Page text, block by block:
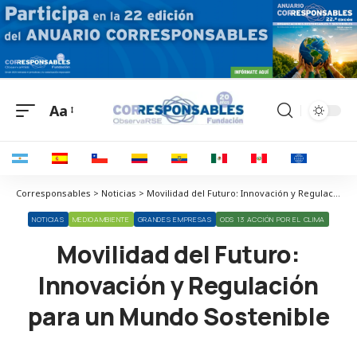
Aa
Corresponsables > Noticias > Movilidad del Futuro: Innovación y Regulación para un Mundo Sostenible
NOTICIAS MEDIOAMBIENTE GRANDES EMPRESAS ODS 13 ACCIÓN POR EL CLIMA
Movilidad del Futuro:
Innovación y Regulación
para un Mundo Sostenible